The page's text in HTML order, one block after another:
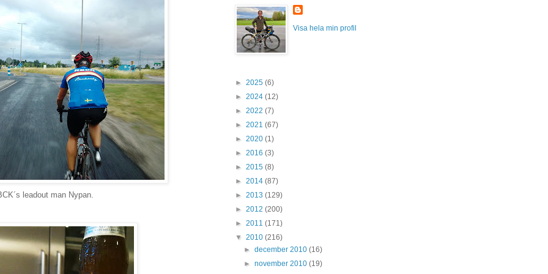
leadout man Nypan.
Visa hela min profil
► 2025 (6)
► 2024 (12)
► 2022 (7)
► 2021 (67)
► 2020 (1)
► 2016 (3)
► 2015 (8)
► 2014 (87)
► 2013 (129)
► 2012 (200)
► 2011 (171)
▼ 2010 (216)
►december 2010(16)
►november 2010(19)